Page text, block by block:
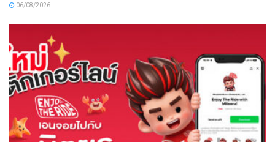
06/08/2026